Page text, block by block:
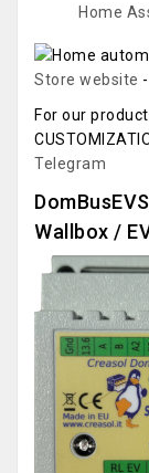
Home
Store website -
For our
Telegram
Wallbox /